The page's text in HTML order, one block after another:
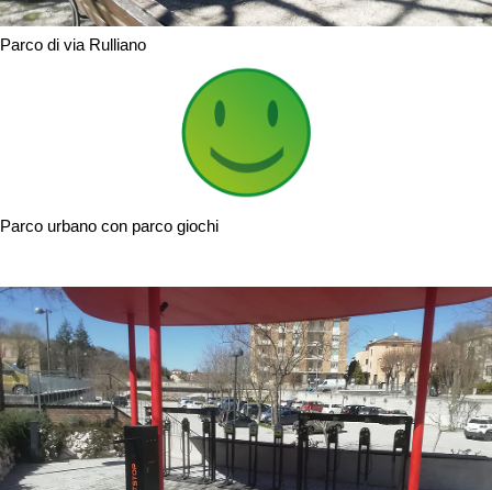
Parco di via Rulliano
Parco urbano con parco giochi